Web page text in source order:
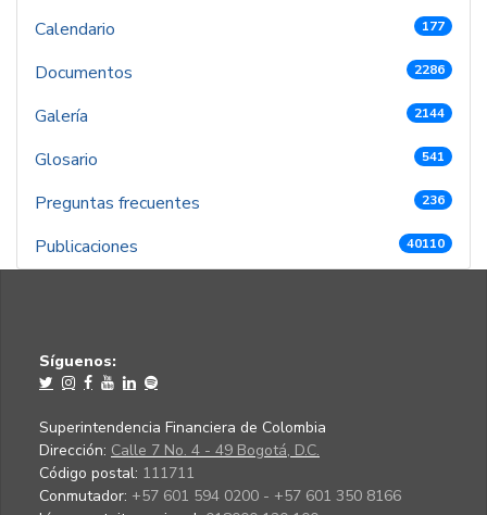
Calendario
177
Documentos 2286
Galería 2144
Glosario 541
Preguntas frecuentes 236
Publicaciones 40110
Síguenos:
Superintendencia Financiera de Colombia
Dirección: Calle 7 No. 4 - 49 Bogotá, D.C.
Código postal: 111711
Conmutador: +57 601 594 0200 - +57 601 350 8166